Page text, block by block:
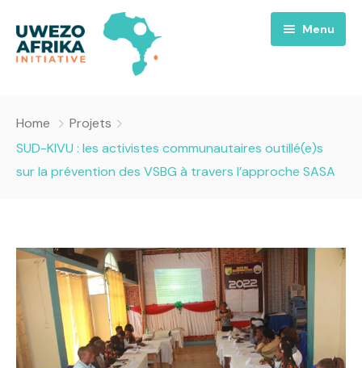
Menu
Nous
A propos
Projets
Culture
Success Story
Santé
Magazines
Emissions
Contact
Opportunités
Home
Projets
SUD-KIVU : les activistes communautaires outillé(e)s
sur la prévention des VSBG à travers l’approche SASA